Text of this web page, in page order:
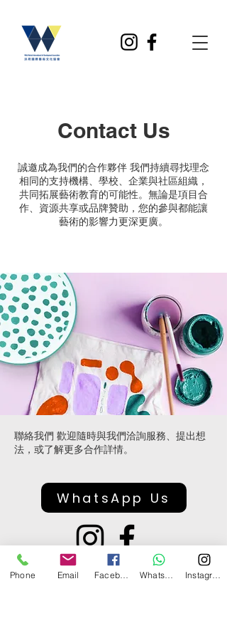
Contact Us
誠邀成為我們的合作夥伴 我們持續尋找理念
相同的支持機構、學校、企業與社區組織，
共同拓展藝術教育的可能性。無論是項目合
作、資源共享或品牌贊助，您的參與都能讓
藝術的影響力更深更廣。
聯絡我們 歡迎隨時與我們洽詢服務、提出想
法，或了解更多合作詳情。
WhatsApp Us
Phone Email